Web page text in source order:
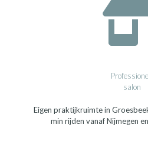
salon
Eigen praktijkruimte in
min rijden vanaf Nijmegen